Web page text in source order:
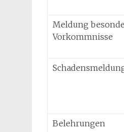
Meldung
Vorkommnisse
Belehrungen